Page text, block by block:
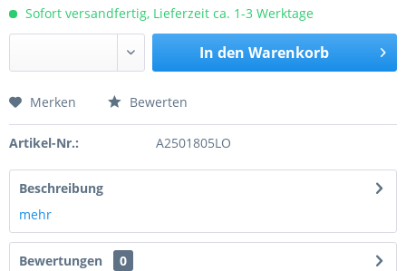
Sofort versandfertig, Lieferzeit ca. 1-3 Werktage
In den Warenkorb
Preis anfragen
Merken Bewerten
Artikel-Nr.: A2501805LO
Beschreibung
mehr
Bewertungen
0